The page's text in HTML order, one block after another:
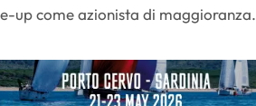
up come azionista di maggioranza.